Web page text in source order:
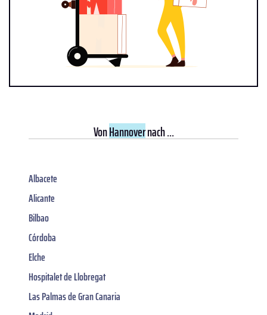
VonHannovernach ...
Albacete
Alicante
Bilbao
Córdoba
Elche
Hospitalet de Llobregat
Las Palmas de Gran Canaria